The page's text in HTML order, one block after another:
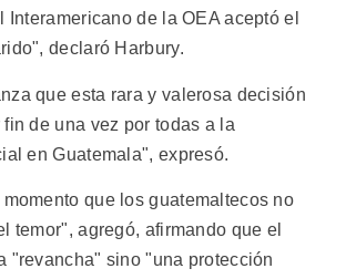
Interamericano de la OEA aceptó el
declaró Harbury.
que esta rara y valerosa decisión
de una vez por todas a la
en Guatemala", expresó.
que los guatemaltecos no
temor", agregó, afirmando que el
"revancha" sino "una protección